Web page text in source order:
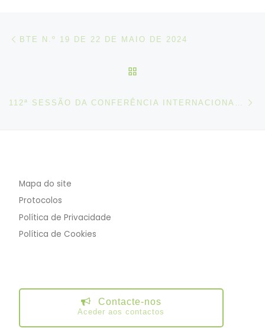
Post navigation
BTE N.º 19 DE 22 DE MAIO DE 2024
Mapa do site
Protocolos
Política de Privacidade
Política de Cookies
Contacte-nos
Aceder aos contactos